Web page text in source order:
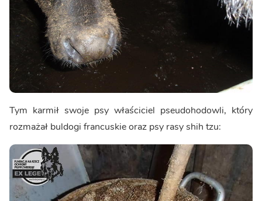
Tym karmił swoje psy właściciel pseudohodowli, który
rozmażał buldogi francuskie oraz psy rasy shih tzu: